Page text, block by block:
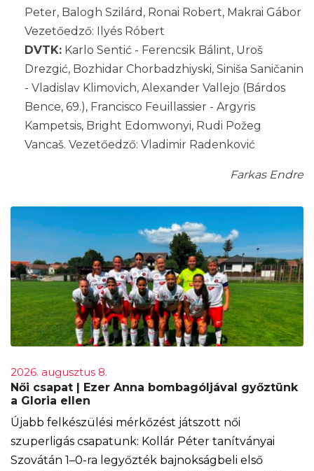
Peter, Balogh Szilárd, Ronai Robert, Makrai Gábor
Vezetőedző: Ilyés Róbert
DVTK: Karlo Sentić - Ferencsik Bálint, Uroš
Drezgić, Bozhidar Chorbadzhiyski, Siniša Saničanin
- Vladislav Klimovich, Alexander Vallejo (Bárdos
Bence, 69.), Francisco Feuillassier - Argyris
Kampetsis, Bright Edomwonyi, Rudi Požeg
Vancaš. Vezetőedző: Vladimir Radenković
Farkas Endre
2026. augusztus 8.
Női csapat | Ezer Anna bombagóljával győztünk
a Gloria ellen
Újabb felkészülési mérkőzést játszott női
szuperligás csapatunk: Kollár Péter tanítványai
Szovátán 1–0-ra legyőzték bajnokságbeli első